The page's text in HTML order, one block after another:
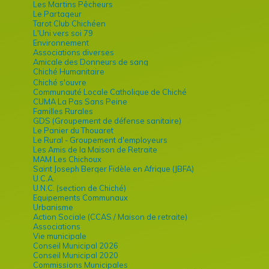
Les Martins Pêcheurs
Le Partageur
Tarot Club Chichéen
L'Uni vers soi 79
Environnement
Associations diverses
Amicale des Donneurs de sang
Chiché Humanitaire
Chiché s'ouvre
Communauté Locale Catholique de Chiché
CUMA La Pas Sans Peine
Familles Rurales
GDS (Groupement de défense sanitaire)
Le Panier du Thouaret
Le Rural - Groupement d'employeurs
Les Amis de la Maison de Retraite
MAM Les Chichoux
Saint Joseph Berger Fidèle en Afrique (JBFA)
U.C.A.
U.N.C. (section de Chiché)
Equipements Communaux
Urbanisme
Action Sociale (CCAS / Maison de retraite)
Associations
Vie municipale
Conseil Municipal 2026
Conseil Municipal 2020
Commissions Municipales